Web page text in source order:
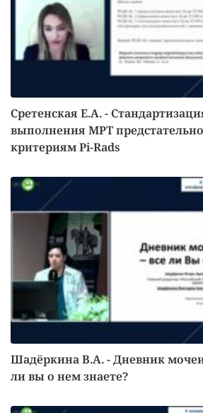
Сретенская Е.А. -
выполнения МРТ
критериям Pi-Rads
Шадёркина В.А. - Дневник
ли вы о нем знаете?